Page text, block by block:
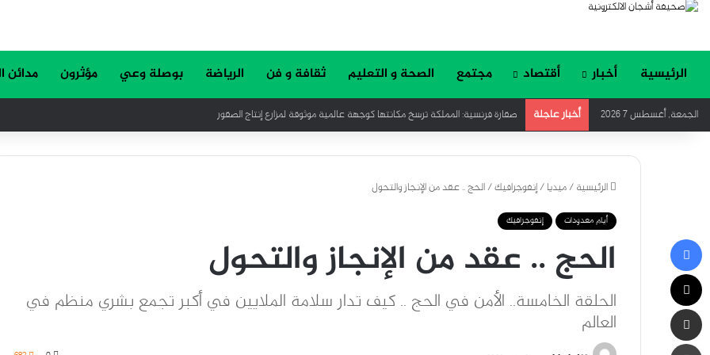
الرئيسية أخبار أقتصاد مجتمع الصحة و التعليم ثقافة و فن الرياضة بوصلة وعي مؤثرون مدائن
الجمعة, أغسطس 7 2026 أخبار عاجلة صقارة فرنسية: المملكة ترسخ مكانتها كوجهة عالمية موثوقة لمزارع إنتاج الصقور
الرئيسية/ميديا/إنفوجرافيك/الحج .. عقد من الإنجاز والتحول
أيام معدودات إنفوجرافيك
الحج .. عقد من الإنجاز والتحول
الحلقة الخامسة.. الأمن في الحج .. كيف تدار سلامة الملايين في أكبر تجمع بشري منظم في
العالم